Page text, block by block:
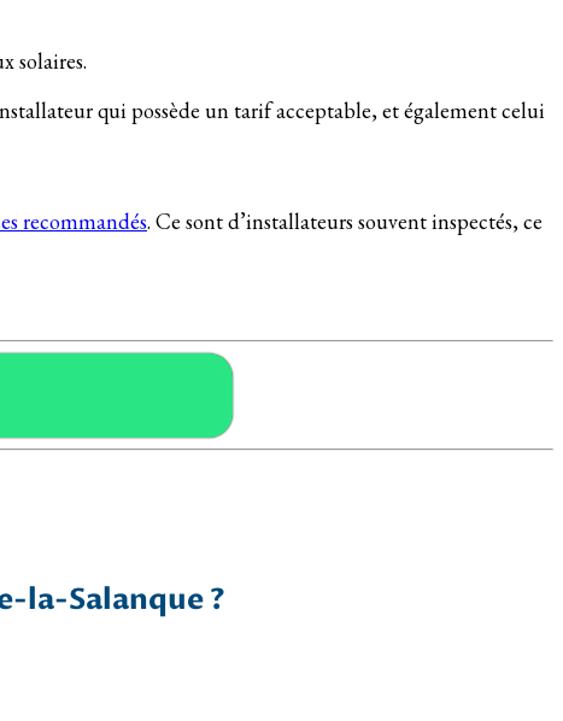
solaires.
qui possède un tarif acceptable, et également celui
recommandés. Ce sont d’installateurs souvent inspectés, ce
la-Salanque ?